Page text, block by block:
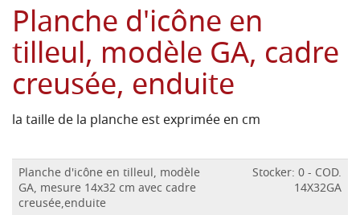
Planche d'icône en
tilleul, modèle GA, cadre
creusée, enduite
la taille de la planche est exprimée en cm
Planche d'icône en tilleul, modèle
GA, mesure 14x32 cm avec cadre
creusée,enduite
Stocker: 0 - COD.
14X32GA